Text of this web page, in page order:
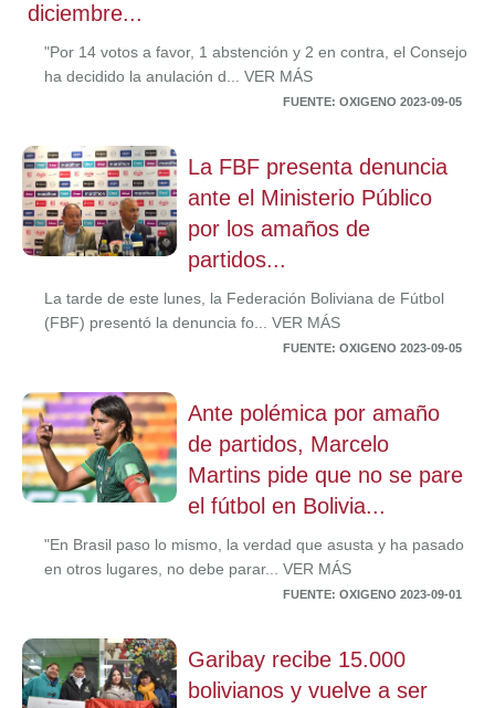
diciembre...
"Por 14 votos a favor, 1 abstención y 2 en contra, el Consejo
ha decidido la anulación d... VER MÁS
FUENTE: OXIGENO 2023-09-05
La FBF presenta denuncia
ante el Ministerio Público
por los amaños de
partidos...
La tarde de este lunes, la Federación Boliviana de Fútbol
(FBF) presentó la denuncia fo... VER MÁS
FUENTE: OXIGENO 2023-09-05
Ante polémica por amaño
de partidos, Marcelo
Martins pide que no se pare
el fútbol en Bolivia...
"En Brasil paso lo mismo, la verdad que asusta y ha pasado
en otros lugares, no debe parar... VER MÁS
FUENTE: OXIGENO 2023-09-01
Garibay recibe 15.000
bolivianos y vuelve a ser